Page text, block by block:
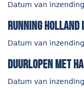
Datum van
Running Holland
Datum van
duurlopen met
Datum van